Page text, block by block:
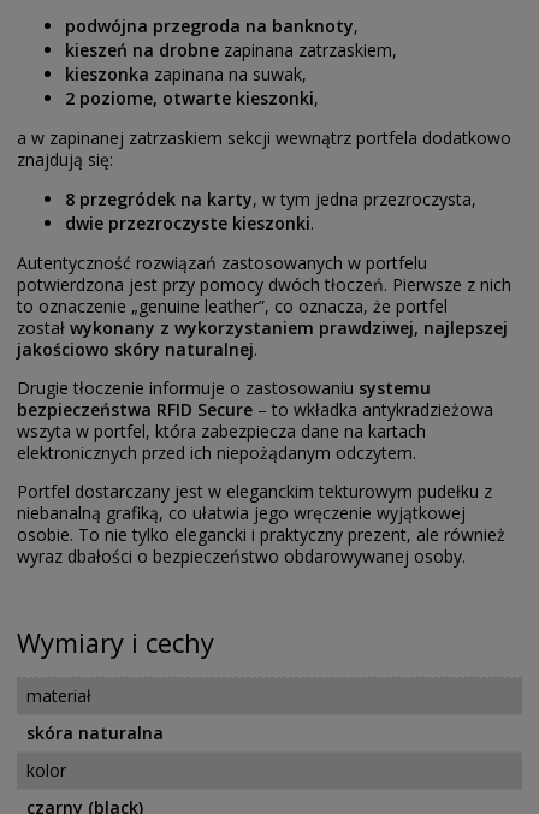
podwójna przegroda na banknoty,
kieszeń na drobne zapinana zatrzaskiem,
kieszonka zapinana na suwak,
2 poziome, otwarte kieszonki,
a w zapinanej zatrzaskiem sekcji wewnątrz portfela dodatkowo
znajdują się:
8 przegródek na karty, w tym jedna przezroczysta,
dwie przezroczyste kieszonki.
Autentyczność rozwiązań zastosowanych w portfelu
potwierdzona jest przy pomocy dwóch tłoczeń. Pierwsze z nich
to oznaczenie „genuine leather”, co oznacza, że portfel
został wykonany z wykorzystaniem prawdziwej, najlepszej
jakościowo skóry naturalnej.
Drugie tłoczenie informuje o zastosowaniu systemu
bezpieczeństwa RFID Secure – to wkładka antykradzieżowa
wszyta w portfel, która zabezpiecza dane na kartach
elektronicznych przed ich niepożądanym odczytem.
Portfel dostarczany jest w eleganckim tekturowym pudełku z
niebanalną grafiką, co ułatwia jego wręczenie wyjątkowej
osobie. To nie tylko elegancki i praktyczny prezent, ale również
wyraz dbałości o bezpieczeństwo obdarowywanej osoby.
Wymiary i cechy
materiał
skóra naturalna
kolor
czarny (black)